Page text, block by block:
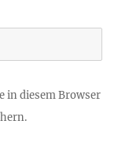
in diesem Browser